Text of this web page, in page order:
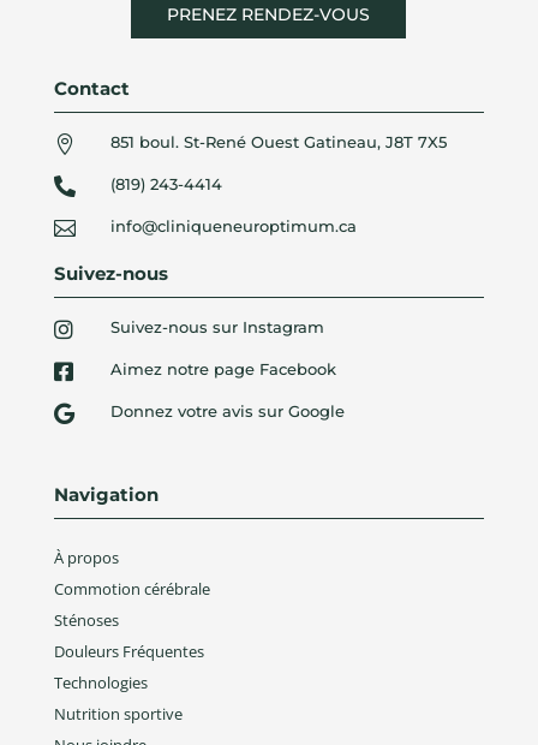
PRENEZ RENDEZ-VOUS
Contact
 851 boul. St-René Ouest Gatineau, J8T 7X5
 (819) 243-4414
 info@cliniqueneuroptimum.ca
Suivez-nous
 Suivez-nous sur Instagram
 Aimez notre page Facebook
 Donnez votre avis sur Google
Navigation
À propos
Commotion cérébrale
Sténoses
Douleurs Fréquentes
Technologies
Nutrition sportive